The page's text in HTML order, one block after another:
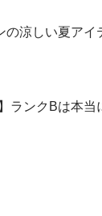
涼しい夏アイ
ランクBは本